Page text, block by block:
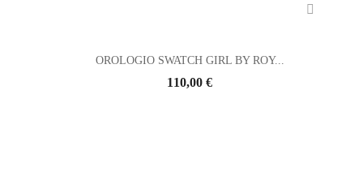
OROLOGIO SWATCH GIRL BY ROY...
110,00 €